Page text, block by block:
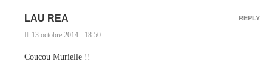
LAU REA
13 octobre 2014 - 18:50
Coucou Murielle !!
REPLY